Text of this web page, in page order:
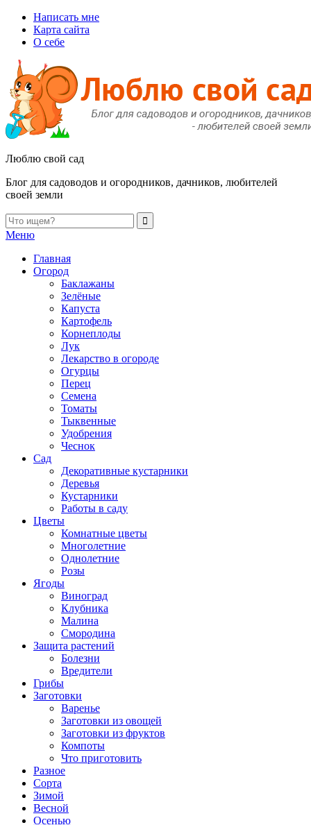
Написать мне
Карта сайта
О себе
Люблю свой сад
Блог для садоводов и огородников, дачников, любителей
своей земли
Меню
Главная
Огород
Баклажаны
Зелёные
Капуста
Картофель
Корнеплоды
Лук
Лекарство в огороде
Огурцы
Перец
Семена
Томаты
Тыквенные
Удобрения
Чеснок
Сад
Декоративные кустарники
Деревья
Кустарники
Работы в саду
Цветы
Комнатные цветы
Многолетние
Однолетние
Розы
Ягоды
Виноград
Клубника
Малина
Смородина
Защита растений
Болезни
Вредители
Грибы
Заготовки
Варенье
Заготовки из овощей
Заготовки из фруктов
Компоты
Что приготовить
Разное
Сорта
Зимой
Весной
Осенью